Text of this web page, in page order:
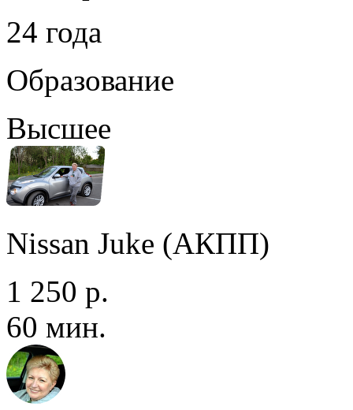
24 года
Образование
Высшее
Nissan Juke (АКПП)
1 250 р.
60 мин.